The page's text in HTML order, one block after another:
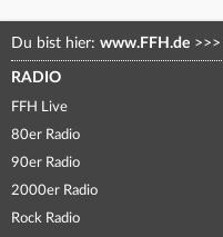
Du bist hier: www.FFH.de >>>
RADIO
FFH Live
80er Radio
90er Radio
2000er Radio
Rock Radio